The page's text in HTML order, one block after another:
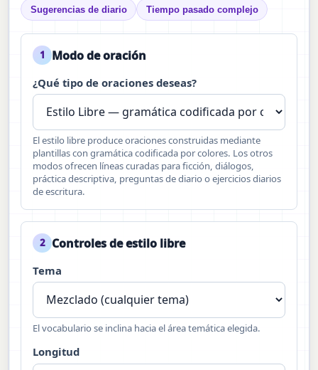
Sugerencias de diario Tiempo pasado complejo
1 Modo de oración
¿Qué tipo de oraciones deseas?
El estilo libre produce oraciones construidas mediante
plantillas con gramática codificada por colores. Los otros
modos ofrecen líneas curadas para ficción, diálogos,
práctica descriptiva, preguntas de diario o ejercicios diarios
de escritura.
2 Controles de estilo libre
Tema
El vocabulario se inclina hacia el área temática elegida.
Longitud